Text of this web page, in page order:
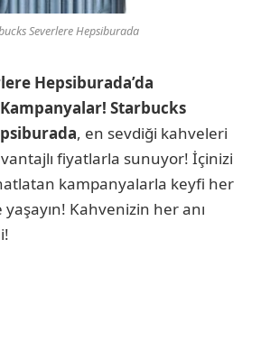
Severlere Hepsiburada
Hepsiburada’da
Starbucks
, en sevdiği kahveleri
fiyatlarla sunuyor! İçinizi
kampanyalarla keyfi her
Kahvenizin her anı